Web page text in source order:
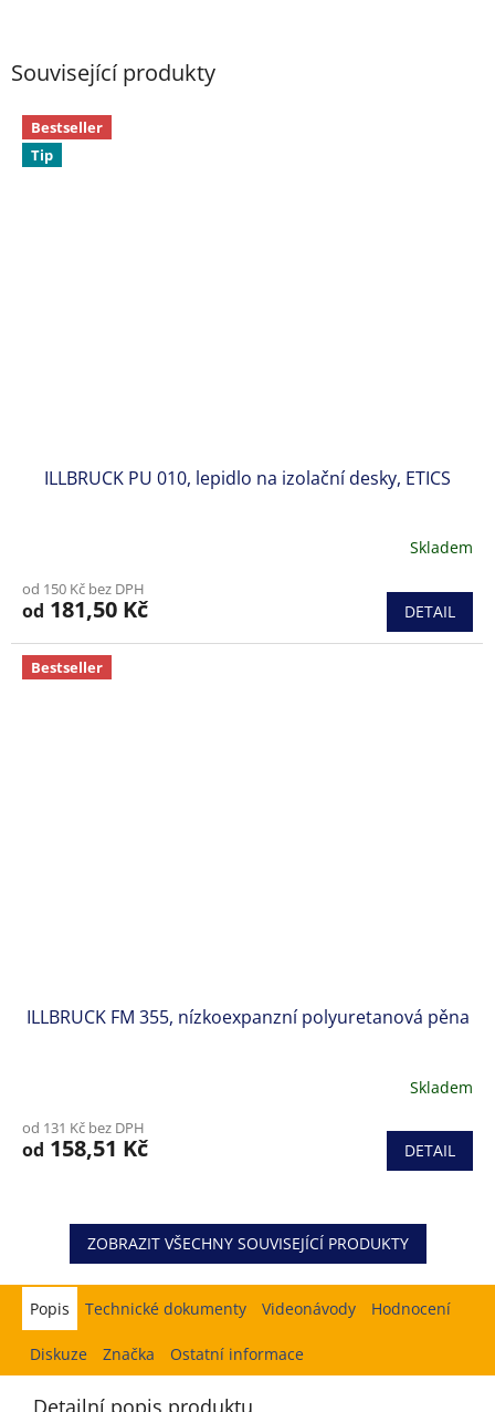
Související produkty
Bestseller
Tip
ILLBRUCK PU 010, lepidlo na izolační desky, ETICS
produktu
je
z
5
Skladem
od 150 Kč bez DPH
od 181,50 Kč DETAIL
Bestseller
ILLBRUCK FM 355, nízkoexpanzní polyuretanová pěna
Skladem
od 131 Kč bez DPH
od 158,51 Kč DETAIL
ZOBRAZIT VŠECHNY SOUVISEJÍCÍ PRODUKTY
Popis Hodnocení
Diskuze Značka Ostatní informace